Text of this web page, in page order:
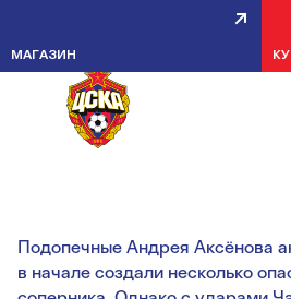
МАГАЗИНАРМЕЙЦЫ 1998
РОЖДЕНИЯ
ТУРНИРЕ MILK
Подопечные Андрея Аксёнова
в начале создали несколько